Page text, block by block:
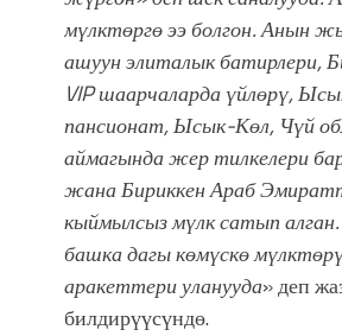
мүлктөргө ээ болгон. Анын
ашуун элиталык батирлери,
VIP шаарчаларда үйлөрү,
пансионат, Ысык-Көл, Чүй
аймагында жер тилкелери
жана Бириккен Араб
кыймылсыз мүлк сатып
башка дагы көмүскө
аракеттери уланууда» деп
билдирүүсүндө.